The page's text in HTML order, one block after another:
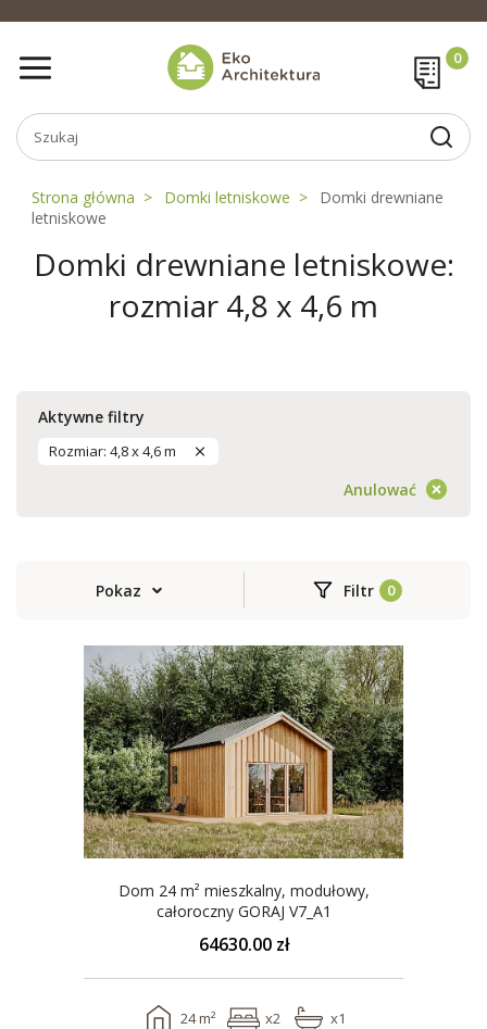
Strona główna Domki letniskowe
Domki drewniane
letniskowe
Domki drewniane letniskowe:
rozmiar 4,8 x 4,6 m
Aktywne filtry
Rozmiar: 4,8 x 4,6 m
Anulować
Pokaz Filtr
Dom 24 m² mieszkalny, modułowy,
całoroczny GORAJ V7_A1
64630.00 zł
24 m² x2 x1